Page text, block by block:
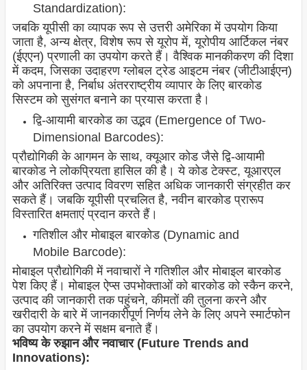
Standardization):
जबकि यूपीसी का व्यापक रूप से उत्तरी अमेरिका में उपयोग किया
जाता है, अन्य क्षेत्र, विशेष रूप से यूरोप में, यूरोपीय आर्टिकल नंबर
(ईएएन) प्रणाली का उपयोग करते हैं। वैश्विक मानकीकरण की दिशा
में कदम, जिसका उदाहरण ग्लोबल ट्रेड आइटम नंबर (जीटीआईएन)
को अपनाना है, निर्बाध अंतरराष्ट्रीय व्यापार के लिए बारकोड
सिस्टम को सुसंगत बनाने का प्रयास करता है।
द्वि-आयामी बारकोड का उद्भव (Emergence of Two-
Dimensional Barcodes):
प्रौद्योगिकी के आगमन के साथ, क्यूआर कोड जैसे द्वि-आयामी
बारकोड ने लोकप्रियता हासिल की है। ये कोड टेक्स्ट, यूआरएल
और अतिरिक्त उत्पाद विवरण सहित अधिक जानकारी संग्रहीत कर
सकते हैं। जबकि यूपीसी प्रचलित है, नवीन बारकोड प्रारूप
विस्तारित क्षमताएं प्रदान करते हैं।
गतिशील और मोबाइल बारकोड (Dynamic and
Mobile Barcode):
मोबाइल प्रौद्योगिकी में नवाचारों ने गतिशील और मोबाइल बारकोड
पेश किए हैं। मोबाइल ऐप्स उपभोक्ताओं को बारकोड को स्कैन करने,
उत्पाद की जानकारी तक पहुंचने, कीमतों की तुलना करने और
खरीदारी के बारे में जानकारीपूर्ण निर्णय लेने के लिए अपने स्मार्टफोन
का उपयोग करने में सक्षम बनाते हैं।
भविष्य के रुझान और नवाचार (Future Trends and
Innovations):